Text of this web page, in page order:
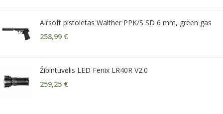
Airsoft pistoletas Walther PPK/S SD 6 mm, green gas
258,99 €
Žibintuvėlis LED Fenix LR40R V2.0
259,25 €